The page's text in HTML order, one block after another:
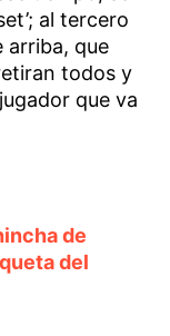
al tercero
arriba, que
todos y
que va
de
del